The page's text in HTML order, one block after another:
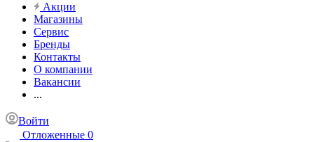
Акции
Магазины
Сервис
Бренды
Контакты
О компании
Вакансии
...
Войти
Отложенные 0